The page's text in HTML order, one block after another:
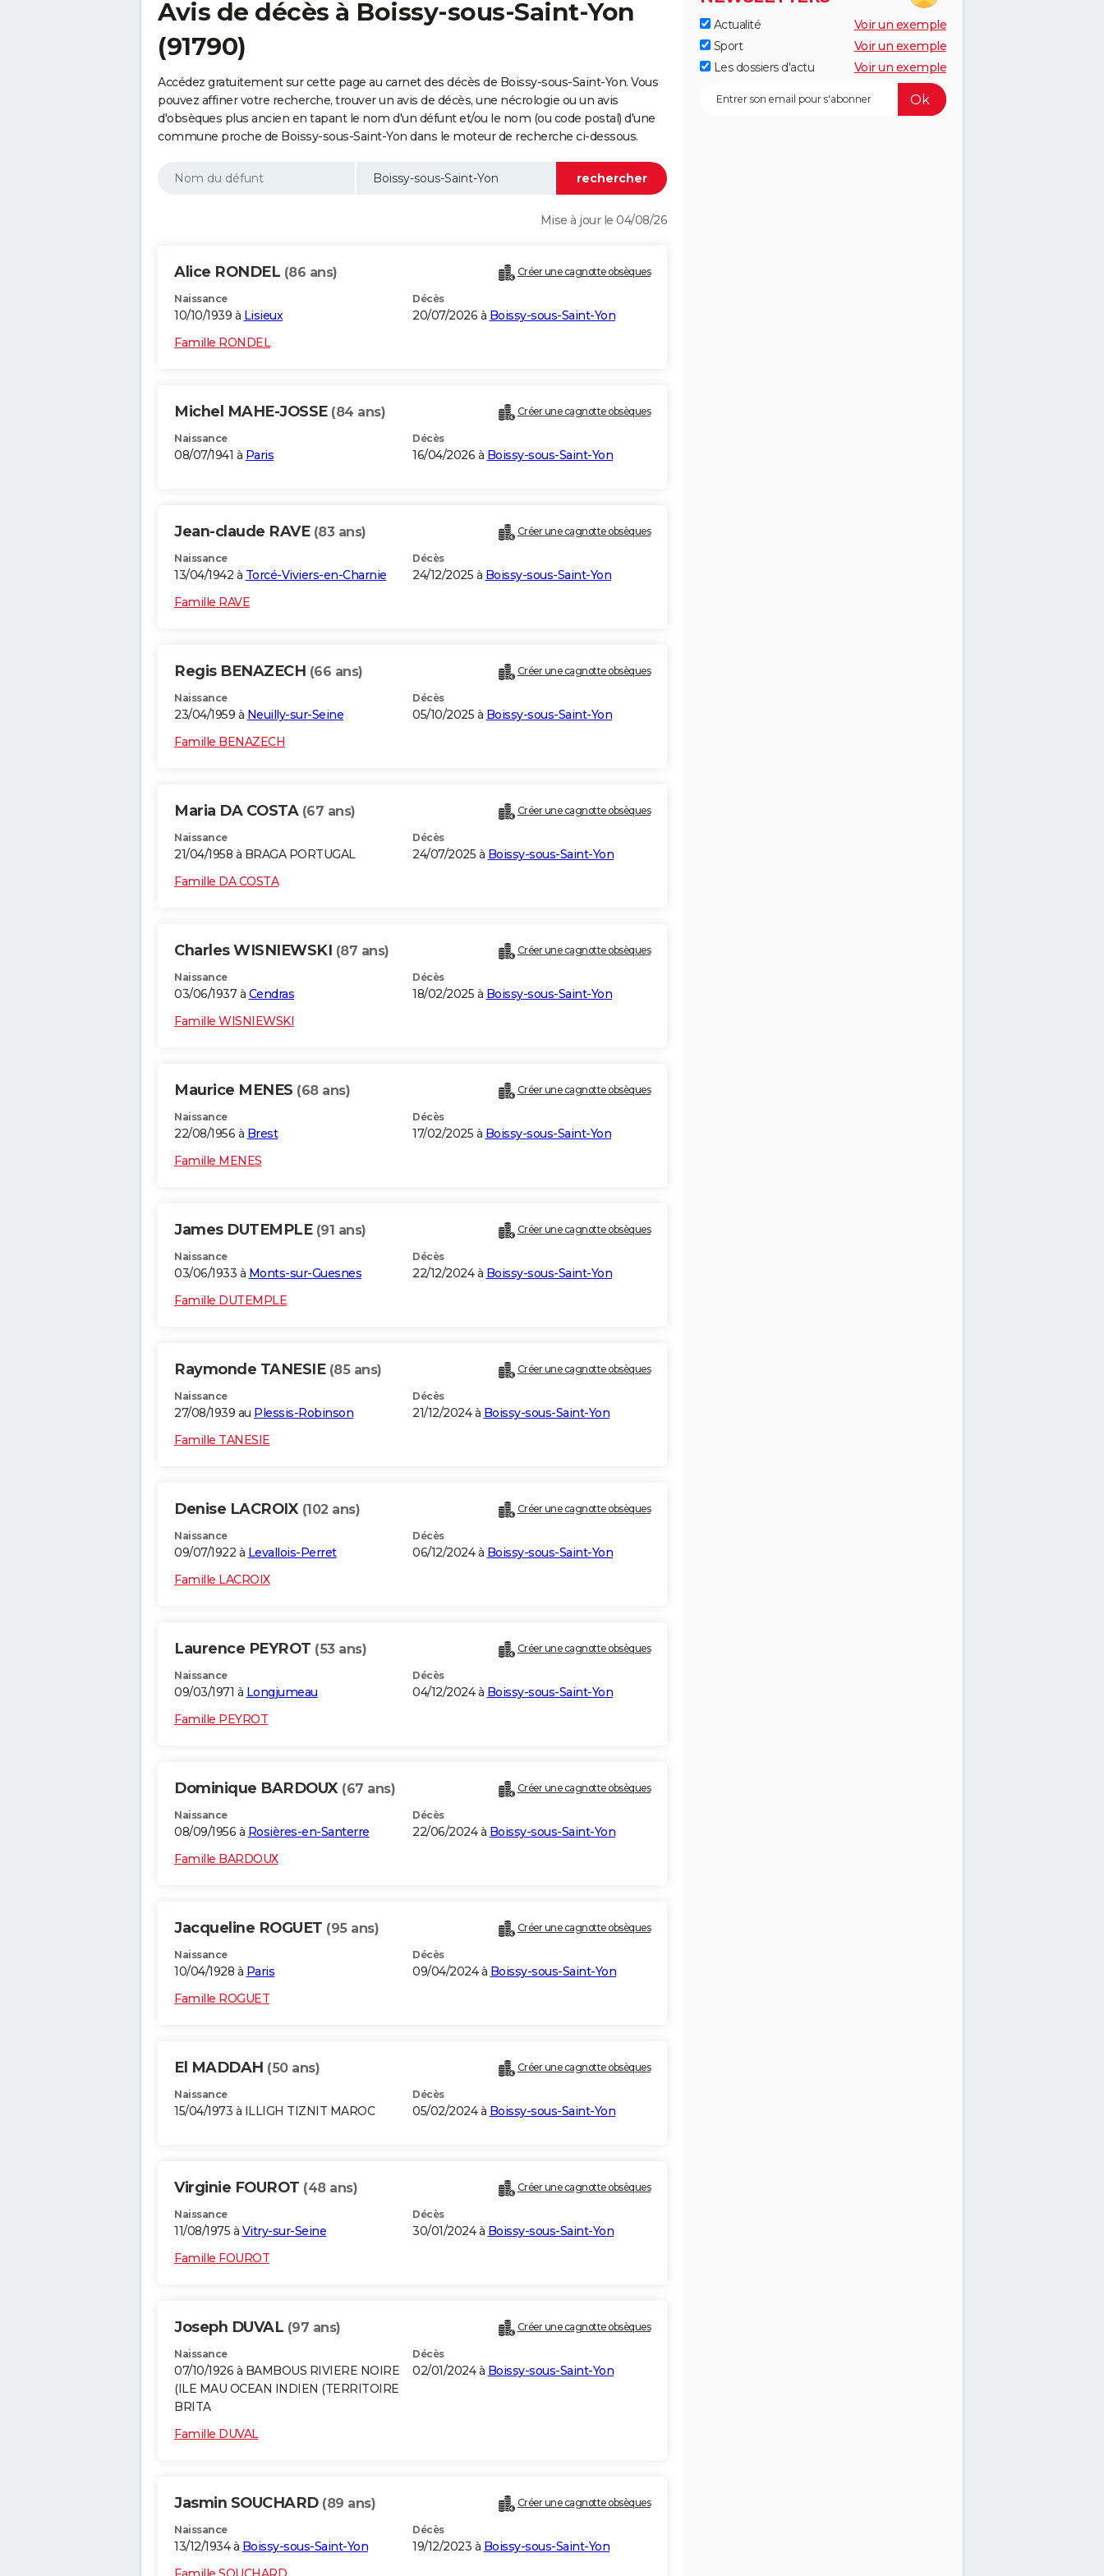
Avis de décès à Boissy-sous-Saint-Yon
(91790)
Accédez gratuitement sur cette page au carnet des décès de Boissy-sous-Saint-Yon. Vous
pouvez affiner votre recherche, trouver un avis de décès, une nécrologie ou un avis
d'obsèques plus ancien en tapant le nom d'un défunt et/ou le nom (ou code postal) d'une
commune proche de Boissy-sous-Saint-Yon dans le moteur de recherche ci-dessous.
Mise à jour le 04/08/26
Alice RONDEL (86 ans) Créer une cagnotte obsèques
Naissance
10/10/1939 à Lisieux
Décès
20/07/2026 à Boissy-sous-Saint-Yon
Famille RONDEL
Michel MAHE-JOSSE (84 ans) Créer une cagnotte obsèques
Naissance
08/07/1941 à Paris
Décès
16/04/2026 à Boissy-sous-Saint-Yon
Jean-claude RAVE (83 ans) Créer une cagnotte obsèques
Naissance
13/04/1942 à Torcé-Viviers-en-Charnie
Décès
24/12/2025 à Boissy-sous-Saint-Yon
Famille RAVE
Regis BENAZECH (66 ans) Créer une cagnotte obsèques
Naissance
23/04/1959 à Neuilly-sur-Seine
Décès
05/10/2025 à Boissy-sous-Saint-Yon
Famille BENAZECH
Maria DA COSTA (67 ans) Créer une cagnotte obsèques
Naissance
21/04/1958 à BRAGA PORTUGAL
Décès
24/07/2025 à Boissy-sous-Saint-Yon
Famille DA COSTA
Charles WISNIEWSKI (87 ans) Créer une cagnotte obsèques
Naissance
03/06/1937 à Cendras
Décès
18/02/2025 à Boissy-sous-Saint-Yon
Famille WISNIEWSKI
Maurice MENES (68 ans) Créer une cagnotte obsèques
Naissance
22/08/1956 à Brest
Décès
17/02/2025 à Boissy-sous-Saint-Yon
Famille MENES
James DUTEMPLE (91 ans) Créer une cagnotte obsèques
Naissance
03/06/1933 à Monts-sur-Guesnes
Décès
22/12/2024 à Boissy-sous-Saint-Yon
Famille DUTEMPLE
Raymonde TANESIE (85 ans) Créer une cagnotte obsèques
Naissance
27/08/1939 au Plessis-Robinson
Décès
21/12/2024 à Boissy-sous-Saint-Yon
Famille TANESIE
Denise LACROIX (102 ans) Créer une cagnotte obsèques
Naissance
09/07/1922 à Levallois-Perret
Décès
06/12/2024 à Boissy-sous-Saint-Yon
Famille LACROIX
Laurence PEYROT (53 ans) Créer une cagnotte obsèques
Naissance
09/03/1971 à Longjumeau
Décès
04/12/2024 à Boissy-sous-Saint-Yon
Famille PEYROT
Dominique BARDOUX (67 ans) Créer une cagnotte obsèques
Naissance
08/09/1956 à Rosières-en-Santerre
Décès
22/06/2024 à Boissy-sous-Saint-Yon
Famille BARDOUX
Jacqueline ROGUET (95 ans) Créer une cagnotte obsèques
Naissance
10/04/1928 à Paris
Décès
09/04/2024 à Boissy-sous-Saint-Yon
Famille ROGUET
El MADDAH (50 ans) Créer une cagnotte obsèques
Naissance
15/04/1973 à ILLIGH TIZNIT MAROC
Décès
05/02/2024 à Boissy-sous-Saint-Yon
Virginie FOUROT (48 ans) Créer une cagnotte obsèques
Naissance
11/08/1975 à Vitry-sur-Seine
Décès
30/01/2024 à Boissy-sous-Saint-Yon
Famille FOUROT
Joseph DUVAL (97 ans) Créer une cagnotte obsèques
Naissance
07/10/1926 à BAMBOUS RIVIERE NOIRE
(ILE MAU OCEAN INDIEN (TERRITOIRE
BRITA
Décès
02/01/2024 à Boissy-sous-Saint-Yon
Famille DUVAL
Jasmin SOUCHARD (89 ans) Créer une cagnotte obsèques
Naissance
13/12/1934 à Boissy-sous-Saint-Yon
Décès
19/12/2023 à Boissy-sous-Saint-Yon
Actualité
Voir un exemple
Sport
Voir un exemple
Les dossiers d'actu
Voir un exemple